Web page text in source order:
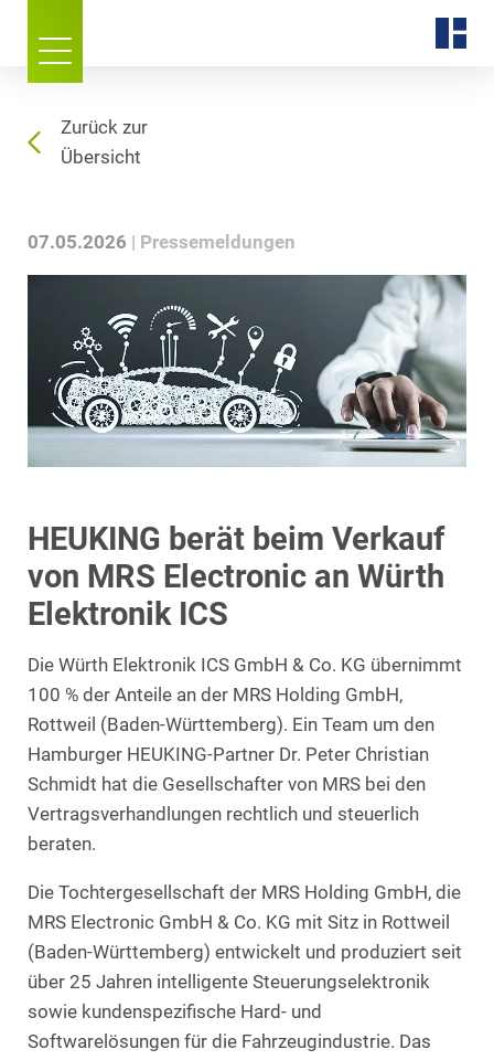
Zurück zur
Übersicht
07.05.2026 Pressemeldungen
HEUKING berät beim Verkauf
von MRS Electronic an Würth
Elektronik ICS
Die Würth Elektronik ICS GmbH & Co. KG übernimmt
100 % der Anteile an der MRS Holding GmbH,
Rottweil (Baden-Württemberg). Ein Team um den
Hamburger HEUKING-Partner Dr. Peter Christian
Schmidt hat die Gesellschafter von MRS bei den
Vertragsverhandlungen rechtlich und steuerlich
beraten.
Die Tochtergesellschaft der MRS Holding GmbH, die
MRS Electronic GmbH & Co. KG mit Sitz in Rottweil
(Baden-Württemberg) entwickelt und produziert seit
über 25 Jahren intelligente Steuerungselektronik
sowie kundenspezifische Hard- und
Softwarelösungen für die Fahrzeugindustrie. Das